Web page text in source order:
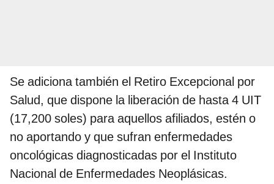
Se adiciona también el Retiro Excepcional por
Salud, que dispone la liberación de hasta 4 UIT
(17,200 soles) para aquellos afiliados, estén o
no aportando y que sufran enfermedades
oncológicas diagnosticadas por el Instituto
Nacional de Enfermedades Neoplásicas.